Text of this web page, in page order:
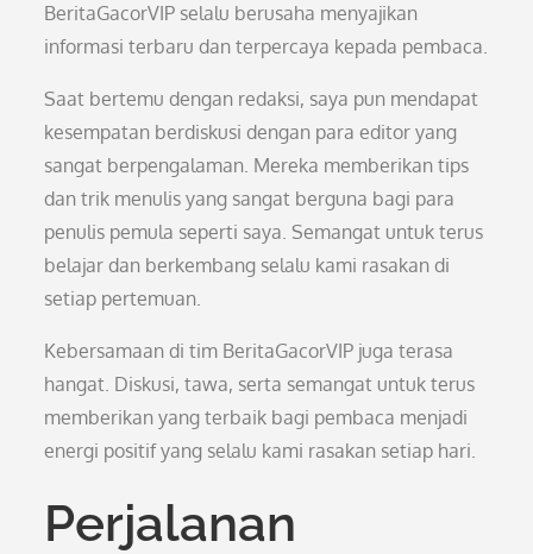
BeritaGacorVIP selalu berusaha menyajikan
informasi terbaru dan terpercaya kepada pembaca.
Saat bertemu dengan redaksi, saya pun mendapat
kesempatan berdiskusi dengan para editor yang
sangat berpengalaman. Mereka memberikan tips
dan trik menulis yang sangat berguna bagi para
penulis pemula seperti saya. Semangat untuk terus
belajar dan berkembang selalu kami rasakan di
setiap pertemuan.
Kebersamaan di tim BeritaGacorVIP juga terasa
hangat. Diskusi, tawa, serta semangat untuk terus
memberikan yang terbaik bagi pembaca menjadi
energi positif yang selalu kami rasakan setiap hari.
Perjalanan